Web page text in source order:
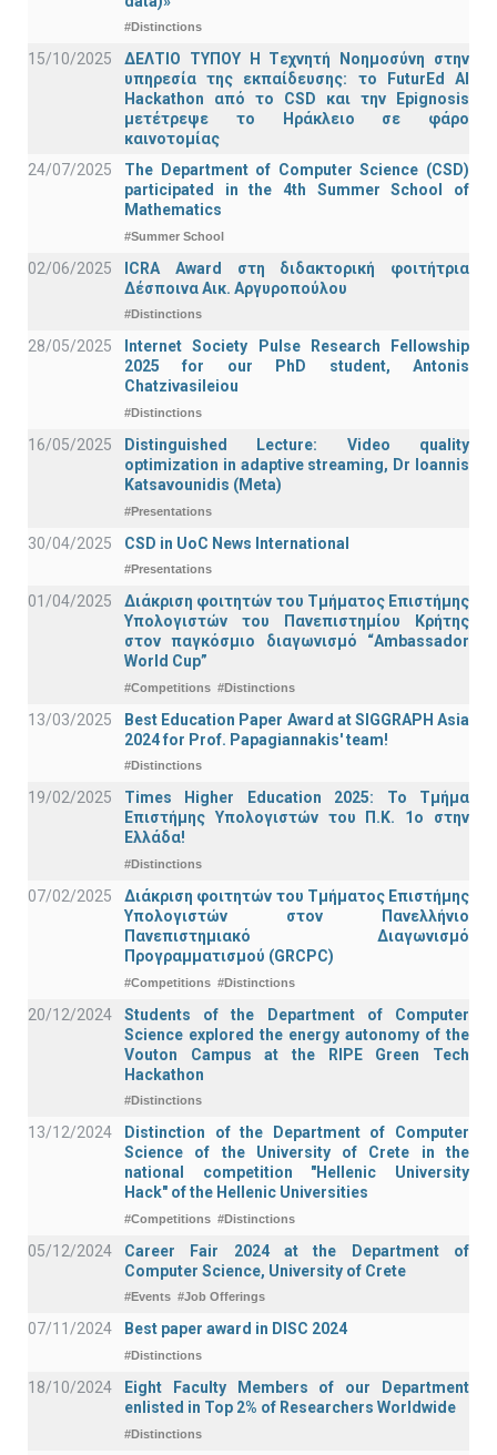
#Distinctions
15/10/2025
ΔΕΛΤΙΟ ΤΥΠΟΥ H Tεχνητή Νοημοσύνη στην
υπηρεσία της εκπαίδευσης: το FuturEd AI
Hackathon από το CSD και την Epignosis
μετέτρεψε το Ηράκλειο σε φάρο
καινοτομίας
24/07/2025
The Department of Computer Science (CSD)
participated in the 4th Summer School of
Mathematics
#Summer School
02/06/2025
ICRA Award στη διδακτορική φοιτήτρια
Δέσποινα Αικ. Αργυροπούλου
#Distinctions
28/05/2025
Internet Society Pulse Research Fellowship
2025 for our PhD student, Antonis
Chatzivasileiou
#Distinctions
16/05/2025
Distinguished Lecture: Video quality
optimization in adaptive streaming, Dr Ioannis
Katsavounidis (Meta)
#Presentations
30/04/2025 CSD in UoC News International
#Presentations
01/04/2025
Διάκριση φοιτητών του Τμήματος Επιστήμης
Υπολογιστών του Πανεπιστημίου Κρήτης
στον παγκόσμιο διαγωνισμό “Ambassador
World Cup”
#Competitions #Distinctions
13/03/2025
Best Education Paper Award at SIGGRAPH Asia
2024 for Prof. Papagiannakis' team!
#Distinctions
19/02/2025
Times Higher Education 2025: Το Τμήμα
Επιστήμης Υπολογιστών του Π.Κ. 1ο στην
Ελλάδα!
#Distinctions
07/02/2025
Διάκριση φοιτητών του Τμήματος Επιστήμης
Υπολογιστών στον Πανελλήνιο
Πανεπιστημιακό Διαγωνισμό
Προγραμματισμού (GRCPC)
#Competitions #Distinctions
20/12/2024
Students of the Department of Computer
Science explored the energy autonomy of the
Vouton Campus at the RIPE Green Tech
Hackathon
#Distinctions
13/12/2024
Distinction of the Department of Computer
Science of the University of Crete in the
national competition "Hellenic University
Hack" of the Hellenic Universities
#Competitions #Distinctions
05/12/2024
Career Fair 2024 at the Department of
Computer Science, University of Crete
#Events #Job Offerings
07/11/2024 Best paper award in DISC 2024
#Distinctions
18/10/2024
Eight Faculty Members of our Department
enlisted in Top 2% of Researchers Worldwide
#Distinctions